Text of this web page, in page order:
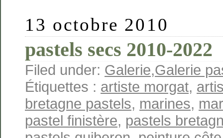
13 octobre 2010
pastels secs 2010-2022
Filed under: Galerie,Galerie
Étiquettes : artiste morgat,
bretagne pastels, marines,
pastel finistère, pastels